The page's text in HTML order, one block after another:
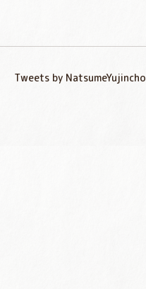
Tweets by NatsumeYujincho